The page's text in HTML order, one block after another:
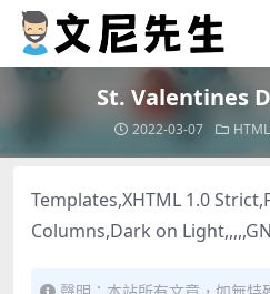
St. Valentines
2022-03-07
Templates,XHTML 1.0
Columns,Dark on